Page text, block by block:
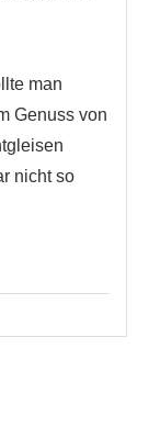
man
Genuss von
nicht so